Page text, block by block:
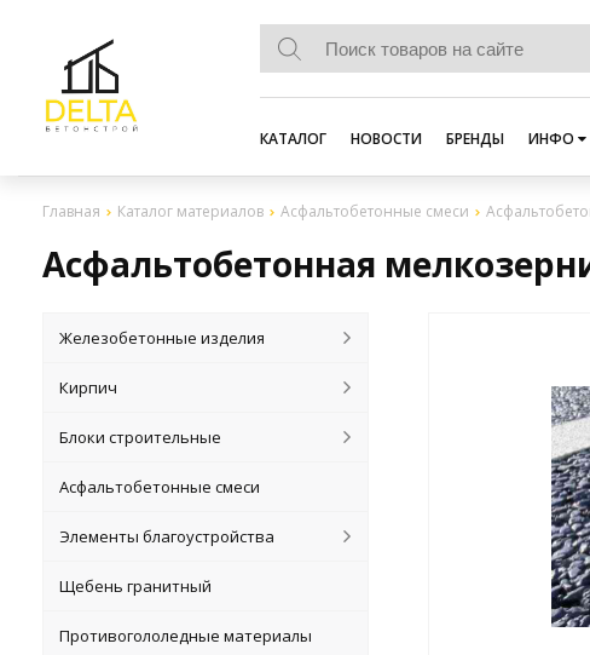
КАТАЛОГ НОВОСТИ БРЕНДЫ ИНФО
Главная Каталог материалов Асфальтобетонные смеси
Асфальтобетонная
Железобетонные изделия
Кирпич
Блоки строительные
Асфальтобетонные смеси
Элементы благоустройства
Щебень гранитный
Противогололедные материалы